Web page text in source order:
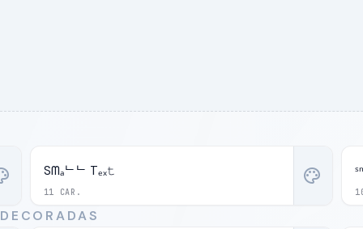
11 CAR.
Sᗰₐᄂᄂ Tₑₓ𝚝 palette